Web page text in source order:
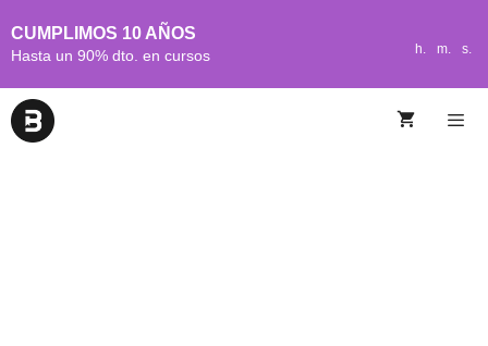
CUMPLIMOS 10 AÑOS
Hasta un 90% dto. en cursos h. m. s.